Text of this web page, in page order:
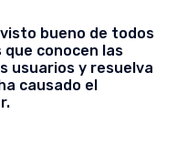
bueno de todos
conocen las
usuarios y resuelva
causado el